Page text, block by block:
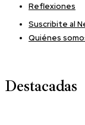
Reflexiones
Suscribite al
Quiénes
Destacadas